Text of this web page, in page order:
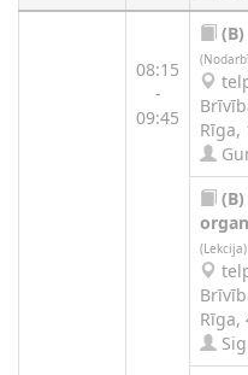
08:15
-
09:45
(B)
Rīga,
(B)
(Lekcija)
Rīga,